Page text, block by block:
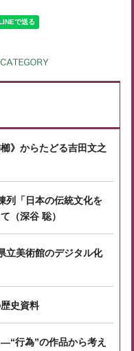
》からたどる吉田文之
列「日本の伝統文化を
（深谷 聡）
立美術館のデジタル化
史資料
行為”の作品から考え